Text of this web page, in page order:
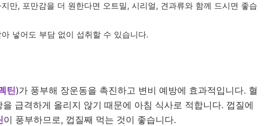
만, 포만감을 더 원한다면 오트밀, 시리얼, 견과류와 함께 드시면 좋습
넣어도 부담 없이 섭취할 수 있습니다.
틴)가 풍부해 장운동을 촉진하고 변비 예방에 효과적입니다. 혈
급격하게 올리지 않기 때문에 아침 식사로 적합니다. 껍질에
이 풍부하므로, 껍질째 먹는 것이 좋습니다.